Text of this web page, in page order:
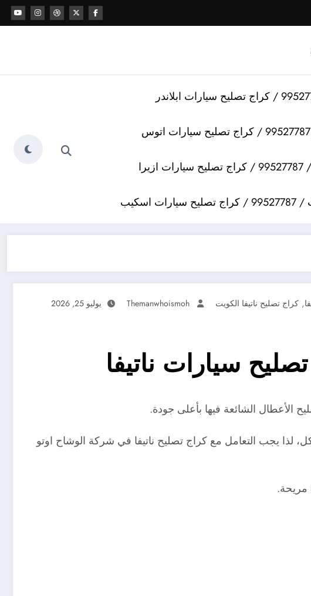
اسكيب
, كراج تصليح ناتيفا الكويت Themanwhoismoh
يوليو 25, 2026
الأعطال الشائعة فيها بأعلى جودة.
يجب التعامل مع كراج تصليح ناتيفا في شركة الوشاح اوتو
مريحة.